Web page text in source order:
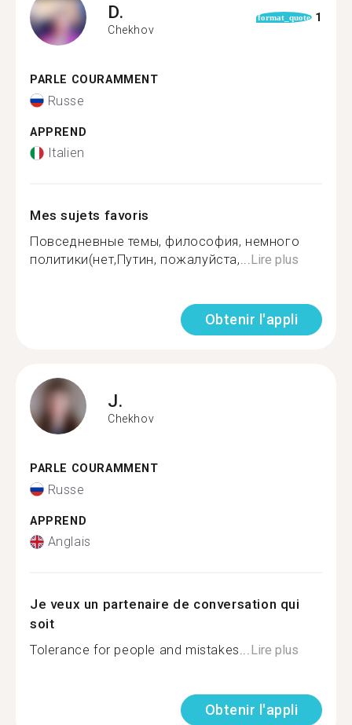
D.
Chekhov
format_quote 1
PARLE COURAMMENT
Russe
APPREND
Italien
Mes sujets favoris
Повседневные темы, философия, немного
политики(нет,Путин, пожалуйста,...Lire plus
Obtenir l'appli
J.
Chekhov
PARLE COURAMMENT
Russe
APPREND
Anglais
Je veux un partenaire de conversation qui
soit
Tolerance for people and mistakes...Lire plus
Obtenir l'appli